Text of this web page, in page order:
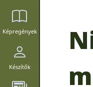
Képregények
Készítők